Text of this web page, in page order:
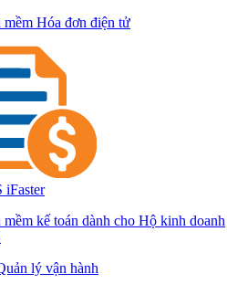
mềm Hóa đơn điện tử
iFaster
mềm kế toán dành cho Hộ kinh doanh
lý vận hành